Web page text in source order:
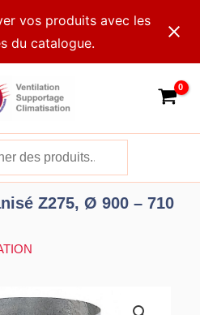
vos produits avec les
du catalogue.
Z275, Ø 900 – 710